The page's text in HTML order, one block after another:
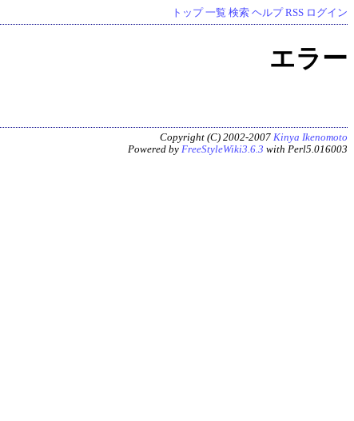
トップ 一覧 検索 ヘルプ RSS ログイン
エラー
Copyright (C) 2002-2007 Kinya Ikenomoto
Powered by FreeStyleWiki3.6.3 with Perl5.016003